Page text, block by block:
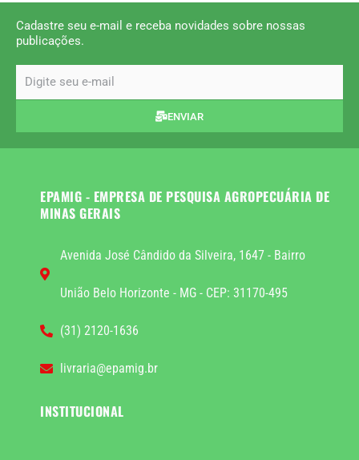
Cadastre seu e-mail e receba novidades sobre nossas
publicações.
ENVIAR
EPAMIG - EMPRESA DE PESQUISA AGROPECUÁRIA DE
MINAS GERAIS
Avenida José Cândido da Silveira, 1647 - Bairro
União Belo Horizonte - MG - CEP: 31170-495
(31) 2120-1636
livraria@epamig.br
INSTITUCIONAL